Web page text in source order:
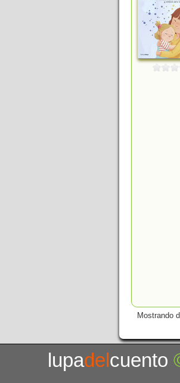
Mostrando
lupadelcuento